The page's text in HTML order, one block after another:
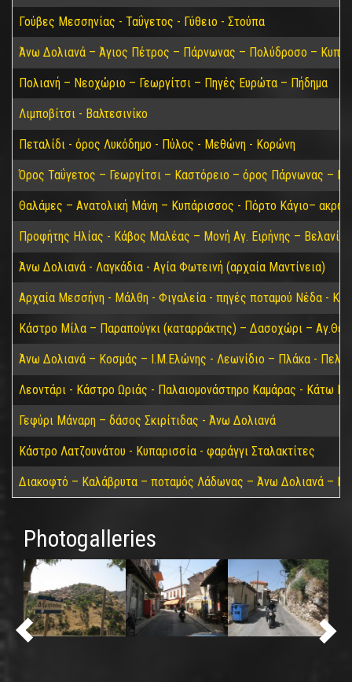
Γούβες Μεσσηνίας - Ταΰγετος - Γύθειο - Στούπα
Άνω Δολιανά – Άγιος Πέτρος – Πάρνωνας – Πολύδροσο –
Πολιανή – Νεοχώριο – Γεωργίτσι – Πηγές Ευρώτα – Πήδημα
Λιμποβίτσι - Βαλτεσινίκο
Πεταλίδι - όρος Λυκόδημο - Πύλος - Μεθώνη - Κορώνη
Όρος Ταΰγετος – Γεωργίτσι – Καστόρειο – όρος Πάρνωνας –
Θαλάμες – Ανατολική Μάνη – Κυπάρισσος - Πόρτο Κάγιο–
Προφήτης Ηλίας - Κάβος Μαλέας – Μονή Αγ. Ειρήνης –
Άνω Δολιανά - Λαγκάδια - Αγία Φωτεινή (αρχαία Μαντίνεια)
Αρχαία Μεσσήνη - Μάλθη - Φιγαλεία - πηγές ποταμού Νέδα -
Κάστρο Μίλα – Παραπούγκι (καταρράκτης) – Δασοχώρι –
Άνω Δολιανά – Κοσμάς – Ι.Μ.Ελώνης - Λεωνίδιο – Πλάκα -
Λεοντάρι - Κάστρο Ωριάς - Παλαιομονάστηρο Καμάρας - Κάτω
Γεφύρι Μάναρη – δάσος Σκιρίτιδας - Άνω Δολιανά
Κάστρο Λατζουνάτου - Κυπαρισσία - φαράγγι Σταλακτίτες
Διακοφτό – Καλάβρυτα – ποταμός Λάδωνας – Άνω Δολιανά –
Photogalleries